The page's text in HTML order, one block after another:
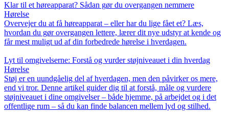
Klar til et høreapparat? Sådan gør du overgangen nemmere
Hørelse
Overvejer du at få høreapparat – eller har du lige fået et? Læs,
hvordan du gør overgangen lettere, lærer dit nye udstyr at kende og
får mest muligt ud af din forbedrede hørelse i hverdagen.
Lyt til omgivelserne: Forstå og vurder støjniveauet i din hverdag
Hørelse
Støj er en uundgåelig del af hverdagen, men den påvirker os mere,
end vi tror. Denne artikel guider dig til at forstå, måle og vurdere
støjniveauet i dine omgivelser – både hjemme, på arbejdet og i det
offentlige rum – så du kan finde balancen mellem lyd og stilhed.